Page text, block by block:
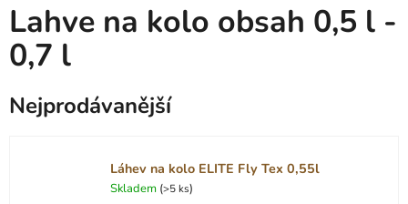
Lahve na kolo obsah 0,5 l -
0,7 l
Nejprodávanější
Láhev na kolo ELITE Fly Tex 0,55l
Skladem (>5 ks)